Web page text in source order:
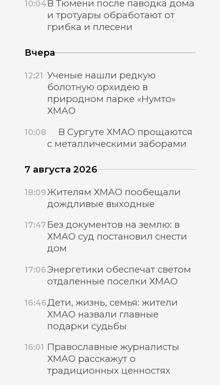
10:04В Тюмени после паводка дома
и тротуары обработают от
грибка и плесени
Вчера
12:21 Ученые нашли редкую
болотную орхидею в
природном парке «Нумто»
ХМАО
10:08
В Сургуте ХМАО прощаются
с металлическими заборами
7 августа 2026
18:09 Жителям ХМАО пообещали
дождливые выходные
17:47 Без документов на землю: в
ХМАО суд постановил снести
дом
17:06 Энергетики обеспечат светом
отдаленные поселки ХМАО
16:46Дети, жизнь, семья: жители
ХМАО назвали главные
подарки судьбы
16:01 Православные журналисты
ХМАО расскажут о
традиционных ценностях